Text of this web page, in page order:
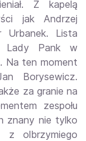
Z kapelą
jak Andrzej
Urbanek. Lista
Lady Pank w
Na ten moment
Borysewicz.
za granie na
zespołu
znany nie tylko
olbrzymiego